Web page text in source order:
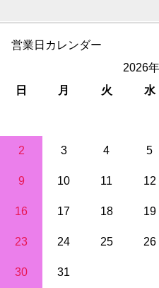
営業日カレンダー
2026
日
月 火 水
2 3 4 5
9 10 11 12
16 17 18 19
23 24 25 26
30 31